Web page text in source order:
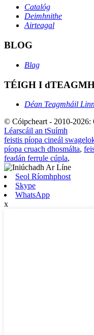
Catalóg
Deimhnithe
Airteagal
BLOG
Blag
TÉIGH I
Déan Teagmháil
© Cóipcheart - 2010-2026:
Léarscáil an tSuímh
feistis píopa cineál
píopa cruach dhosmálta,
feadán ferrule cúpla,
Seol Ríomhphost
Skype
WhatsApp
x